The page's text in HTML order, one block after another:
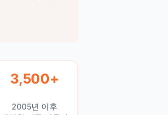
3,500+
2005년 이후